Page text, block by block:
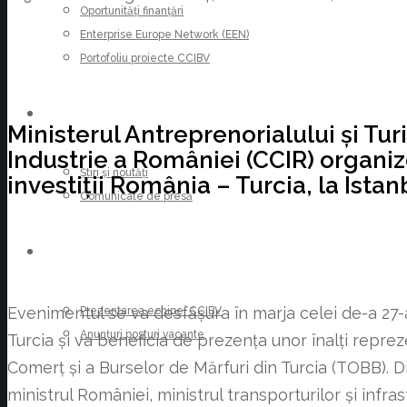
Oportunități finanțări
Enterprise Europe Network (EEN)
Portofoliu proiecte CCIBV
Știri și noutăți
Comunicate de presă
Prezentarea echipei CCIBV
Anunțuri posturi vacante
Ministerul Antreprenorialului și
Industrie a României (CCIR)
investiții România – Turcia, la
Evenimentul se va desfășura în marja celei de-a
Turcia și va beneficia de prezența unor înalți
Comerț și a Burselor de Mărfuri din Turcia (TOBB).
ministrul României, ministrul transporturilor și